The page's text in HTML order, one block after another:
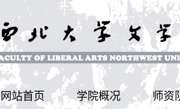
网站首页 学院概况 师资